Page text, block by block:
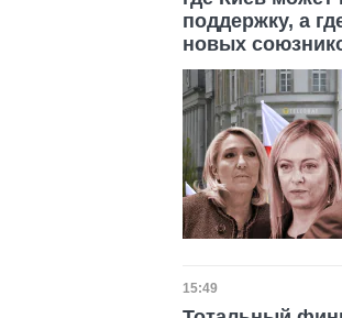
поддержку, а
новых
Дата публикации
15:49